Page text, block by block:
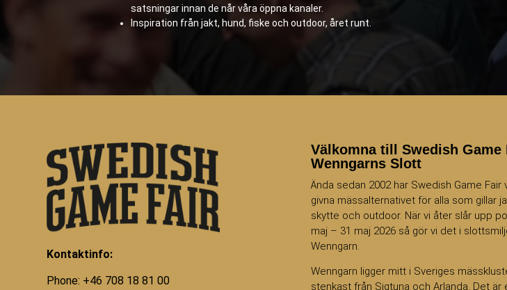
satsningar innan de når våra öppna kanaler.
Inspiration från jakt, hund, fiske och outdoor, året runt.
Kontaktinfo:
Phone: +46 708 18 81 00
Välkomna till Swedish Game
Wenngarns Slott
Ända sedan 2002 har Swedish Game Fair
givna mässalternativet för alla som gillar
skytte och outdoor. När vi åter slår upp
maj – 31 maj 2026 så gör vi det i
Wenngarn.
Wenngarn ligger mitt i Sveriges
stenkast från Sigtuna och Arlanda. Det är